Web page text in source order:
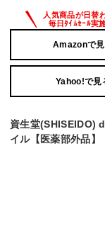
Amazonで
Yahoo!で見
資生堂(SHISEIDO)
イル【医薬部外品】